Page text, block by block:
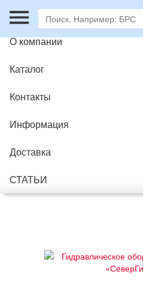
Главная
О компании
Каталог
Контакты
Информация
Доставка
СТАТЬИ